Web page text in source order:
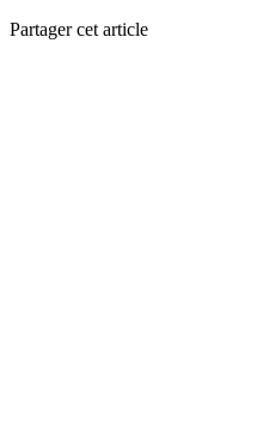
Partager cet article